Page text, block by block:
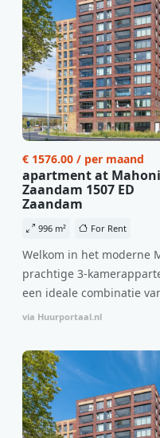
€ 1576.00 / per maand
apartment at
Zaandam 1507 ED
Zaandam
996 m² For Rent
Welkom in het moderne
prachtige 3-
een ideale combinatie
locatie. Met een huurprijs
per maand is dit een
die op zoek zijn naar
vanaf 1 april 2026. Bij binnenkomst word je verwelkomd
in een ruime
voor 44 m² aan
via Huurportaal.nl